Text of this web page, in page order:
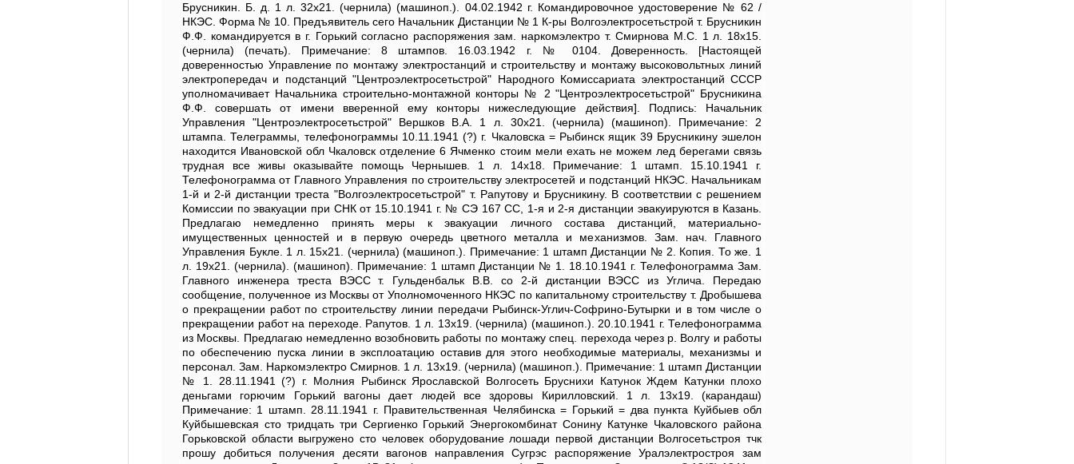
Брусникин. Б. д. 1 л. 32х21. (чернила) (машиноп.). 04.02.1942 г. Командировочное удостоверение № 62 /
НКЭС. Форма № 10. Предъявитель сего Начальник Дистанции № 1 К-ры Волгоэлектросетьстрой т. Брусникин
Ф.Ф. командируется в г. Горький согласно распоряжения зам. наркомэлектро т. Смирнова М.С. 1 л. 18х15.
(чернила) (печать). Примечание: 8 штампов. 16.03.1942 г. № 0104. Доверенность. [Настоящей
доверенностью Управление по монтажу электростанций и строительству и монтажу высоковольтных линий
электропередач и подстанций "Центроэлектросетьстрой" Народного Комиссариата электростанций СССР
уполномачивает Начальника строительно-монтажной конторы № 2 "Центроэлектросетьстрой" Брусникина
Ф.Ф. совершать от имени вверенной ему конторы нижеследующие действия]. Подпись: Начальник
Управления "Центроэлектросетьстрой" Вершков В.А. 1 л. 30х21. (чернила) (машиноп). Примечание: 2
штампа. Телеграммы, телефонограммы 10.11.1941 (?) г. Чкаловска = Рыбинск ящик 39 Брусникину эшелон
находится Ивановской обл Чкаловск отделение 6 Ячменко стоим мели ехать не можем лед берегами связь
трудная все живы оказывайте помощь Чернышев. 1 л. 14х18. Примечание: 1 штамп. 15.10.1941 г.
Телефонограмма от Главного Управления по строительству электросетей и подстанций НКЭС. Начальникам
1-й и 2-й дистанции треста "Волгоэлектросетьстрой" т. Рапутову и Брусникину. В соответствии с решением
Комиссии по эвакуации при СНК от 15.10.1941 г. № СЭ 167 СС, 1-я и 2-я дистанции эвакуируются в Казань.
Предлагаю немедленно принять меры к эвакуации личного состава дистанций, материально-
имущественных ценностей и в первую очередь цветного металла и механизмов. Зам. нач. Главного
Управления Букле. 1 л. 15х21. (чернила) (машиноп.). Примечание: 1 штамп Дистанции № 2. Копия. То же. 1
л. 19х21. (чернила). (машиноп). Примечание: 1 штамп Дистанции № 1. 18.10.1941 г. Телефонограмма Зам.
Главного инженера треста ВЭСС т. Гульденбальк В.В. со 2-й дистанции ВЭСС из Углича. Передаю
сообщение, полученное из Москвы от Уполномоченного НКЭС по капитальному строительству т. Дробышева
о прекращении работ по строительству линии передачи Рыбинск-Углич-Софрино-Бутырки и в том числе о
прекращении работ на переходе. Рапутов. 1 л. 13х19. (чернила) (машиноп.). 20.10.1941 г. Телефонограмма
из Москвы. Предлагаю немедленно возобновить работы по монтажу спец. перехода через р. Волгу и работы
по обеспечению пуска линии в эксплоатацию оставив для этого необходимые материалы, механизмы и
персонал. Зам. Наркомэлектро Смирнов. 1 л. 13х19. (чернила) (машиноп.). Примечание: 1 штамп Дистанции
№ 1. 28.11.1941 (?) г. Молния Рыбинск Ярославской Волгосеть Бруснихи Катунок Ждем Катунки плохо
деньгами горючим Горький вагоны дает людей все здоровы Кирилловский. 1 л. 13х19. (карандаш)
Примечание: 1 штамп. 28.11.1941 г. Правительственная Челябинска = Горький = два пункта Куйбыев обл
Куйбышевская сто тридцать три Сергиенко Горький Энергокомбинат Сонину Катунке Чкаловского района
Горьковской области выгружено сто человек оборудование лошади первой дистанции Волгосетьстроя тчк
прошу добиться получения десяти вагонов направления Сугрэс распоряжение Уралэлектростроя зам